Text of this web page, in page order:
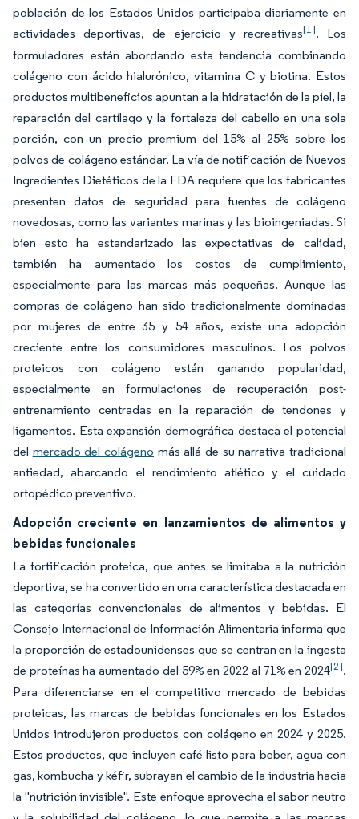
población de los Estados Unidos participaba diariamente en
actividades deportivas, de ejercicio y recreativas[1]. Los
formuladores están abordando esta tendencia combinando
colágeno con ácido hialurónico, vitamina C y biotina. Estos
productos multibeneficios apuntan a la hidratación de la piel, la
reparación del cartílago y la fortaleza del cabello en una sola
porción, con un precio premium del 15% al 25% sobre los
polvos de colágeno estándar. La vía de notificación de Nuevos
Ingredientes Dietéticos de la FDA requiere que los fabricantes
presenten datos de seguridad para fuentes de colágeno
novedosas, como las variantes marinas y las bioingeniadas. Si
bien esto ha estandarizado las expectativas de calidad,
también ha aumentado los costos de cumplimiento,
especialmente para las marcas más pequeñas. Aunque las
compras de colágeno han sido tradicionalmente dominadas
por mujeres de entre 35 y 54 años, existe una adopción
creciente entre los consumidores masculinos. Los polvos
proteicos con colágeno están ganando popularidad,
especialmente en formulaciones de recuperación post-
entrenamiento centradas en la reparación de tendones y
ligamentos. Esta expansión demográfica destaca el potencial
del mercado del colágeno más allá de su narrativa tradicional
antiedad, abarcando el rendimiento atlético y el cuidado
ortopédico preventivo.
Adopción creciente en lanzamientos de alimentos y
bebidas funcionales
La fortificación proteica, que antes se limitaba a la nutrición
deportiva, se ha convertido en una característica destacada en
las categorías convencionales de alimentos y bebidas. El
Consejo Internacional de Información Alimentaria informa que
la proporción de estadounidenses que se centran en la ingesta
de proteínas ha aumentado del 59% en 2022 al 71% en 2024[2].
Para diferenciarse en el competitivo mercado de bebidas
proteicas, las marcas de bebidas funcionales en los Estados
Unidos introdujeron productos con colágeno en 2024 y 2025.
Estos productos, que incluyen café listo para beber, agua con
gas, kombucha y kéfir, subrayan el cambio de la industria hacia
la "nutrición invisible". Este enfoque aprovecha el sabor neutro